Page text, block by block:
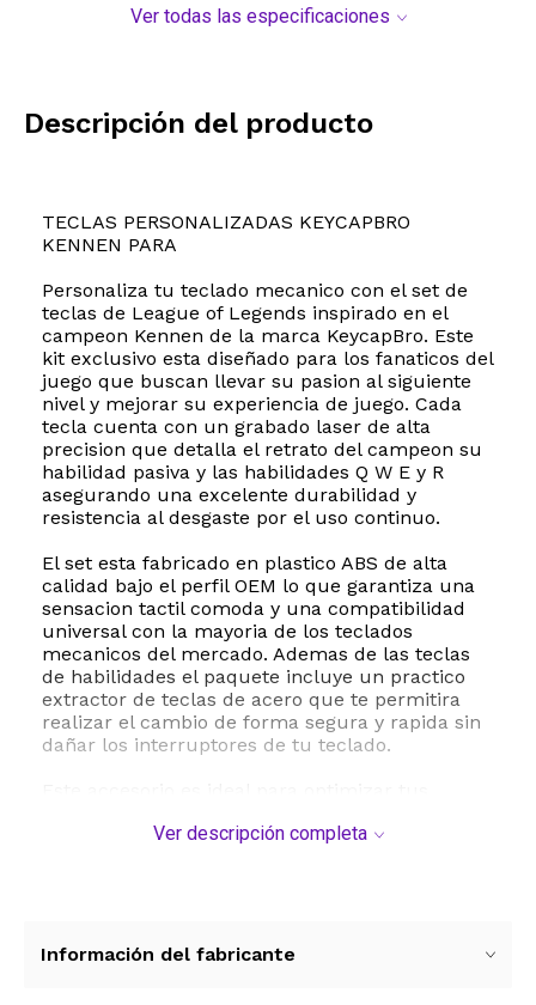
Ver todas las especificaciones
Descripción del producto
TECLAS PERSONALIZADAS KEYCAPBRO
KENNEN PARA
Personaliza tu teclado mecanico con el set de
teclas de League of Legends inspirado en el
campeon Kennen de la marca KeycapBro. Este
kit exclusivo esta diseñado para los fanaticos del
juego que buscan llevar su pasion al siguiente
nivel y mejorar su experiencia de juego. Cada
tecla cuenta con un grabado laser de alta
precision que detalla el retrato del campeon su
habilidad pasiva y las habilidades Q W E y R
asegurando una excelente durabilidad y
resistencia al desgaste por el uso continuo.
El set esta fabricado en plastico ABS de alta
calidad bajo el perfil OEM lo que garantiza una
sensacion tactil comoda y una compatibilidad
universal con la mayoria de los teclados
mecanicos del mercado. Ademas de las teclas
de habilidades el paquete incluye un practico
extractor de teclas de acero que te permitira
realizar el cambio de forma segura y rapida sin
dañar los interruptores de tu teclado.
permitiendote identificar tus poderes de manera
unico y profesional.
Ver descripción completa
Información del fabricante